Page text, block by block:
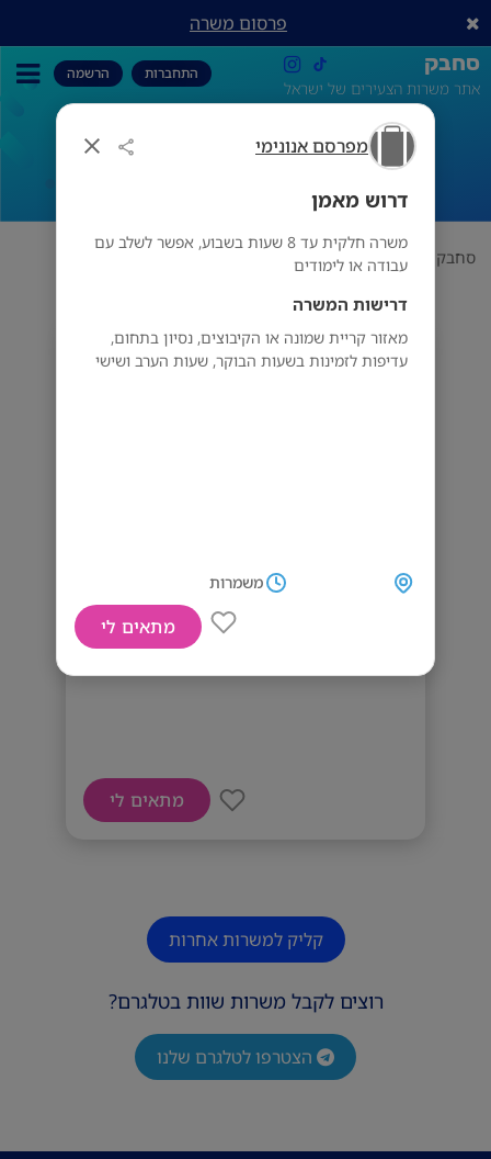
מפרסם אנונימי
דרוש מאמן
משרה חלקית עד 8 שעות בשבוע, אפשר לשלב עם
עבודה או לימודים
דרישות המשרה
מאזור קריית שמונה או הקיבוצים, נסיון בתחום,
עדיפות לזמינות בשעות הבוקר, שעות הערב ושישי
משמרות
מתאים לי
פרסום משרה
סחבק
אתר משרות הצעירים של ישראל
התחברות הרשמה
דרוש מאמן
סחבק תחום מפרסם אנונימי דרוש מאמן
מפרסם אנונימי
מתאים לי
קליק למשרות אחרות
רוצים לקבל משרות שוות בטלגרם?
הצטרפו לטלגרם שלנו